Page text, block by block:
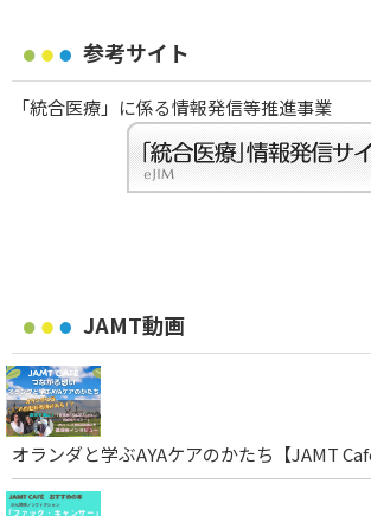
参考サイト
「統合医療」に係る情報発信等推進事業
JAMT動画
オランダと学ぶAYAケアのかたち【JAMT